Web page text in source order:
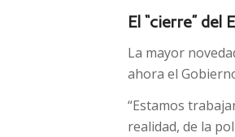
El “cierre” del
La mayor
ahora el
“Estamos
realidad, de la